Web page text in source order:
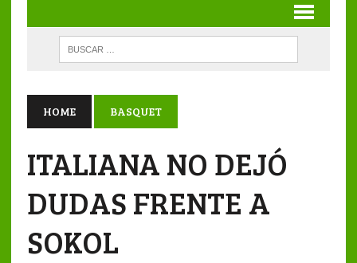
HOME BASQUET
ITALIANA NO DEJÓ
DUDAS FRENTE A
SOKOL